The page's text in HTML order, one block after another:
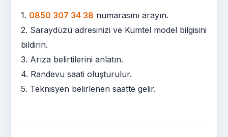
1. 0850 307 34 38 numarasını arayın.
2. Saraydüzü adresinizi ve Kumtel model bilgisini
bildirin.
3. Arıza belirtilerini anlatın.
4. Randevu saati oluşturulur.
5. Teknisyen belirlenen saatte gelir.